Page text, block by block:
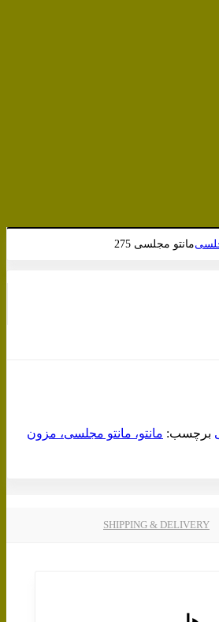
مانتو مجلسی 275
برچسب: مانتو، مانتو مجلسی، مزون
SHIPPING & DELIVERY